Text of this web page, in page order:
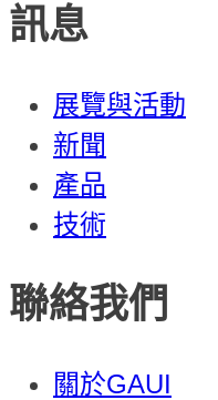
訊息
展覽與活動
新聞
產品
技術
聯絡我們
關於GAUI